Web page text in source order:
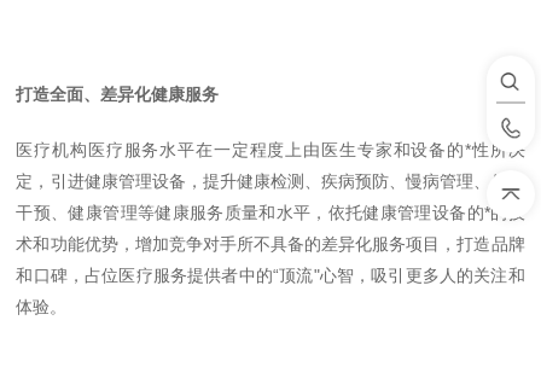
打造全面、差异化健康服务
医疗机构医疗服务水平在一定程度上由医生专家和设备的*性所决
定，引进健康管理设备，提升健康检测、疾病预防、慢病管理、健康
干预、健康管理等健康服务质量和水平，依托健康管理设备的*的技
术和功能优势，增加竞争对手所不具备的差异化服务项目，打造品牌
和口碑，占位医疗服务提供者中的“顶流"心智，吸引更多人的关注和
体验。